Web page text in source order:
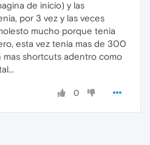
de inicio) y las
por 3 vez y las veces
mucho porque tenia
esta vez tenia mas de 300
shortcuts adentro como
0